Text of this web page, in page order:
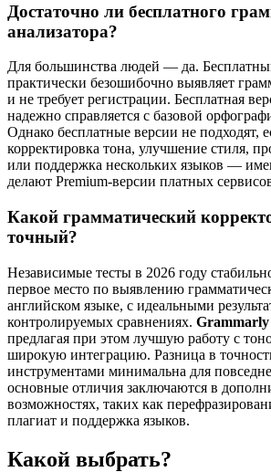
Достаточно ли бесплатного
анализатора?
Для большинства людей — да.
практически безошибочно выявляет
и не требует регистрации. Бесплатная
надежно справляется с базовой
Однако бесплатные версии не подходят,
корректировка тона, улучшение стиля,
или поддержка нескольких языков —
делают Premium-версии платных
Какой грамматический
точный?
Независимые тесты в 2026 году
первое место по выявлению
английском языке, с идеальными
контролируемых сравнениях. Grammarly
предлагая при этом лучшую работу с
широкую интеграцию. Разница в
инструментами минимальна для
основные отличия заключаются в
возможностях, таких как
плагиат и поддержка языков.
Какой выбрать?